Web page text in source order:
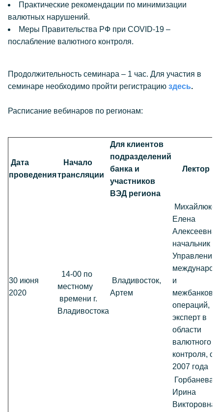
Практические рекомендации по минимизации
валютных нарушений.
Меры Правительства РФ при COVID-19 –
послабление валютного контроля.
Продолжительность семинара – 1 час. Для участия в
семинаре необходимо пройти регистрацию здесь.
Расписание вебинаров по регионам:
Дата
проведения
Начало
трансляции
Для клиентов
подразделений
банка и
участников
ВЭД региона
Лектор
30 июня
2020
14-00 по
местному
времени г.
Владивостока
Владивосток,
Артем
Елена
Алексеевна,
начальник
Управления
и
операций,
эксперт в
области
валютного
контроля, с
2007 года
Горбанева
Ирина
Викторовна,